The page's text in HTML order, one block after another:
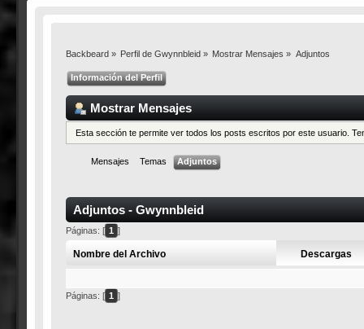
Backbeard» Perfil de Gwynnbleid» Mostrar Mensajes » Adjuntos
Información del Perfil
Mostrar Mensajes
Esta sección te permite ver todos los posts escritos por este usuario.
Mensajes Temas Adjuntos
Adjuntos - Gwynnbleid
Páginas: [ 1 ]
Nombre del Archivo Descargas
Páginas: [ 1 ]